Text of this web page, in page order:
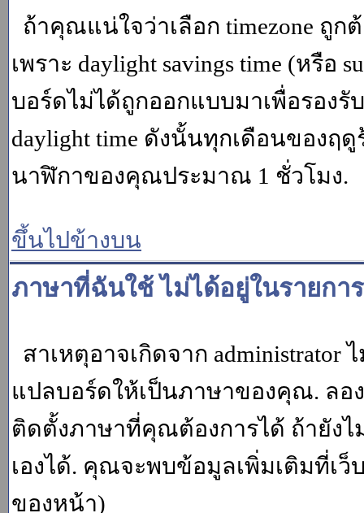
ถ้าคุณแน่ใจว่าเลือก timezone ถู
เพราะ daylight savings time (หรือ
บอร์ดไม่ได้ถูกออกแบบมาเพื่อรอง
daylight time ดังนั้นทุกเดือนของฤ
นาฬิกาของคุณประมาณ 1 ชั่วโมง.
ขึ้นไปข้างบน
ภาษาที่ฉันใช้ ไม่ได้อยู่ในรายกา
สาเหตุอาจเกิดจาก
แปลบอร์ดให้เป็นภาษาของคุณ. ลอง
ติดตั้งภาษาที่คุณต้องการได้ ถ้ายัง
เองได้. คุณจะพบข้อมูลเพิ่มเติมที่เว็
ของหน้า)